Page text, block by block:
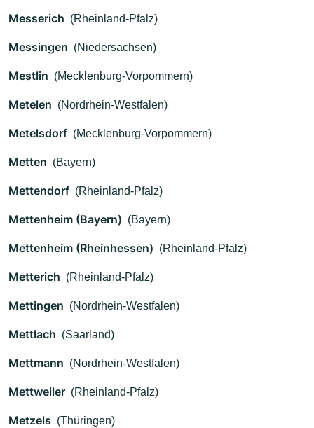
Messerich (Rheinland-Pfalz)
Messingen (Niedersachsen)
Mestlin (Mecklenburg-Vorpommern)
Metelen (Nordrhein-Westfalen)
Metelsdorf (Mecklenburg-Vorpommern)
Metten (Bayern)
Mettendorf (Rheinland-Pfalz)
Mettenheim (Bayern) (Bayern)
Mettenheim (Rheinhessen) (Rheinland-Pfalz)
Metterich (Rheinland-Pfalz)
Mettingen (Nordrhein-Westfalen)
Mettlach (Saarland)
Mettmann (Nordrhein-Westfalen)
Mettweiler (Rheinland-Pfalz)
Metzels (Thüringen)